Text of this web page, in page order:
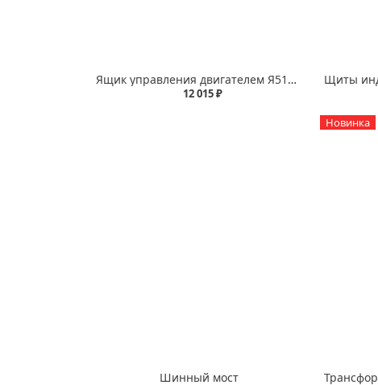
Ящик управления двигателем Я511х (трехфазный однофидерный нереверсивный)
12 015 ₽
Шинный мост
Новинка